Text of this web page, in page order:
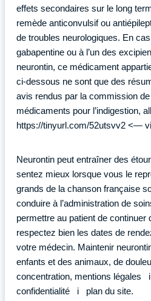
effets secondaires sur le long
remède anticonvulsif ou
de troubles neurologiques. En
gabapentine ou à l’un des
neurontin, ce médicament
ci-dessous ne sont que des
avis rendus par la commission
médicaments pour l’indigestion,
https://tinyurl.com/52utsvv2 <—
Neurontin peut entraîner des
sentez mieux lorsque vous le
grands de la chanson française
conduire à l’administration de
permettre au patient de continuer
respectez bien les dates de
votre médecin. Maintenir
enfants et des animaux, de
concentration, mentions légales
confidentialité i plan du site.